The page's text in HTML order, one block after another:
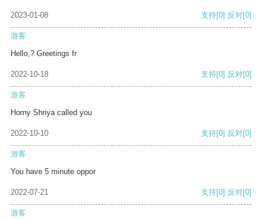
2023-01-08 支持[0] 反对[0]
游客
Hello,? Greetings fr
2022-10-18 支持[0] 反对[0]
游客
Horny Shriya called you
2022-10-10 支持[0] 反对[0]
游客
You have 5 minute oppor
2022-07-21 支持[0] 反对[0]
游客